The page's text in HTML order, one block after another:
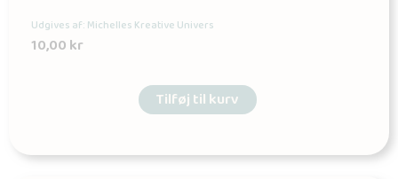
Udgives af: Michelles Kreative Univers
10,00kr
Tilføj til kurv